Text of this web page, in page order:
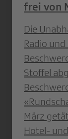
frei von
Die
Radio
Stoffel
März
Hotel-